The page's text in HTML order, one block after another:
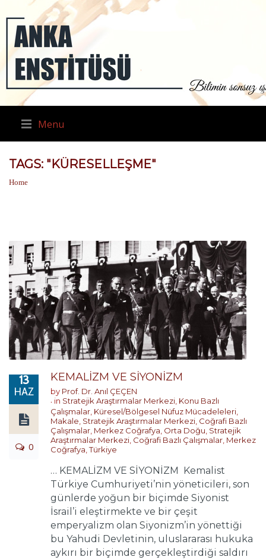
Menu
TAGS: "KÜRESELLEŞME"
Home
13
HAZ
0
KEMALİZM VE SİYONİZM
by Prof. Dr. Anıl ÇEÇEN
in Stratejik Araştırmalar Merkezi Konu Bazlı
Çalışmalar Küresel/Bölgesel Nüfuz Mücadeleleri
Makale Stratejik Araştırmalar Merkezi Coğrafi Bazlı
Çalışmalar Merkez Coğrafya Orta Doğu Stratejik
Araştırmalar Merkezi Coğrafi Bazlı Çalışmalar Merkez
Coğrafya ,Türkiye
… KEMALİZM VE SİYONİZM Kemalist
Türkiye Cumhuriyeti’nin yöneticileri, son
günlerde yoğun bir biçimde Siyonist
İsrail’i eleştirmekte ve bir çeşit
emperyalizm olan Siyonizm’in yönettiği
bu Yahudi Devletinin, uluslararası hukuka
aykırı bir biçimde gerçekleştirdiği saldırı